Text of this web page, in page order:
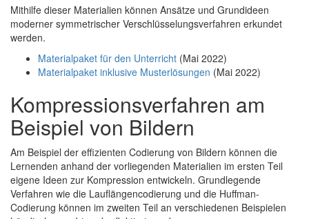
Mithilfe dieser Materialien können Ansätze und Grundideen
moderner symmetrischer Verschlüsselungsverfahren erkundet
werden.
Materialpaket für den Unterricht (Mai 2022)
Materialpaket inklusive Musterlösungen (Mai 2022)
Kompressionsverfahren am
Beispiel von Bildern
Am Beispiel der effizienten Codierung von Bildern können die
Lernenden anhand der vorliegenden Materialien im ersten Teil
eigene Ideen zur Kompression entwickeln. Grundlegende
Verfahren wie die Lauflängencodierung und die Huffman-
Codierung können im zweiten Teil an verschiedenen Beispielen